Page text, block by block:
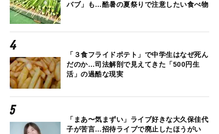
バブ」も…酷暑の夏祭りで注意したい食べ物
「３食フライドポテト」で中学生はなぜ死ん
だのか…司法解剖で見えてきた「500円生
活」の過酷な現実
「まあ〜気まずい」ライブ好きな大久保佳代
子が苦言…招待ライブで廃止したほうがい